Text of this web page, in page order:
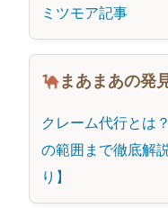
ミツモア記事
まあまあの発
クレーム代行とは
の範囲まで徹底解
り】